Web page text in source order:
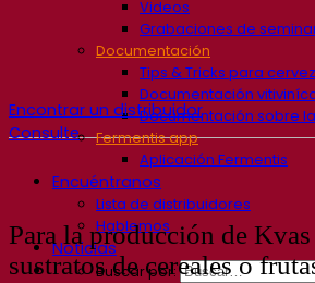
Videos
Grabaciones de
Documentación
Tips & Tricks para
Documentación
Documentación sobre
Fermentis app
Aplicación Fermentis
Encuéntranos
Lista de distribuidores
Hablemos
Noticias
Buscar por:
Encontrar un distribuidor
Consulte
Para la producción de
sustratos de cereales o